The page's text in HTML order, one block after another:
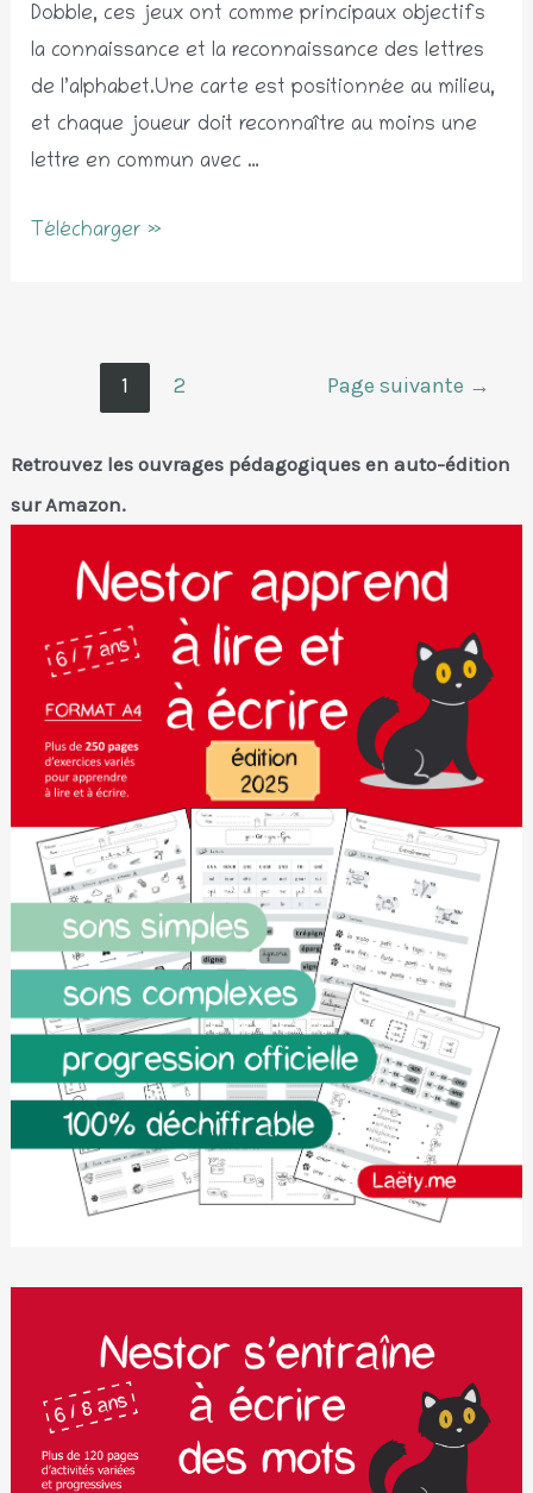
Retrouvez les ouvrages pédagogiques en auto-édition
sur Amazon.
Dobble, ces jeux ont comme principaux objectifs
la connaissance et la reconnaissance des lettres
de l’alphabet.Une carte est positionnée au milieu,
et chaque joueur doit reconnaître au moins une
lettre en commun avec …
Les
Télécharger »
publications
1 2 Page suivante →